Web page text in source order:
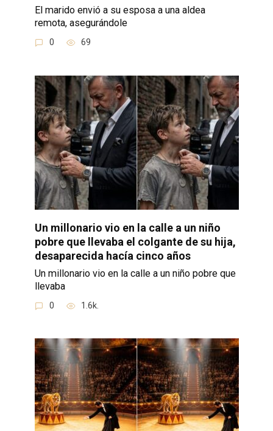
El marido envió a su esposa a una aldea
remota, asegurándole
0 69
Un millonario vio en la calle a un niño
pobre que llevaba el colgante de su hija,
desaparecida hacía cinco años
Un millonario vio en la calle a un niño pobre que
llevaba
0 1.6k.